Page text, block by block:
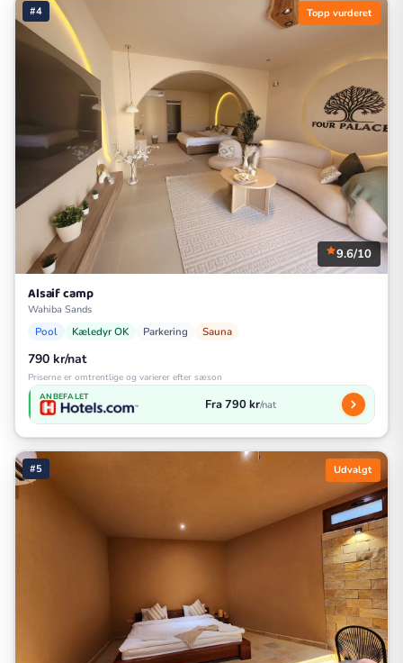
#4 Topp vurderet
9.6/10
Alsaif camp
Wahiba Sands
Pool Kæledyr OK Parkering Sauna
790 kr/nat
Priserne er omtrentlige og varierer efter sæson
ANBEFALET Fra 790 kr/nat
#5 Udvalgt